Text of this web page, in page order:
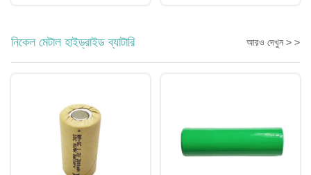
নিকেল মেটাল হাইড্রাইড ব্যাটারি আরও দেখুন > >